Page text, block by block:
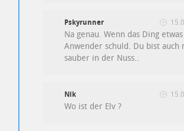
Pskyrunner
Na genau. Wenn das Ding
Anwender schuld. Du bist auch
sauber in der Nuss..
Nik
Wo ist der Elv ?